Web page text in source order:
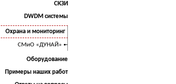
СКЗИ
DWDM системы
Охрана и мониторинг
СМиО «ДУНАЙ»
Оборудование
Примеры наших работ